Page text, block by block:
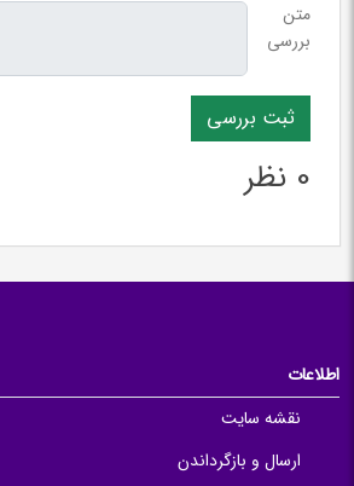
متن
بررسی
0 نظر
اطلاعات
نقشه سایت
ارسال و بازگرداندن